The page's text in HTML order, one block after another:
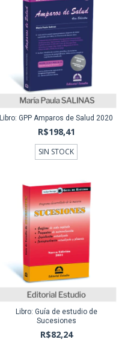
Libro: GPP Amparos de Salud 2020
R$198,41
SIN STOCK
Libro: Guía de estudio de
Sucesiones
R$82,24